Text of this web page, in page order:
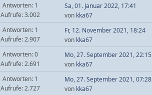
Antworten: 1
Aufrufe: 3.002
Sa, 01. Januar 2022, 17:41
von kka67
Antworten: 1
Aufrufe: 2.907
Fr, 12. November 2021, 18:24
von kka67
Antworten: 0
Aufrufe: 2.691
Mo, 27. September 2021, 22:15
von kka67
Antworten: 1
Aufrufe: 2.727
Mo, 27. September 2021, 07:28
von kka67